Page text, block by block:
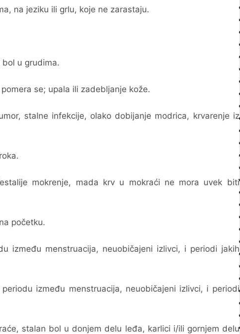
na jeziku ili grlu, koje ne zarastaju.
bol u grudima.
se; upala ili zadebljanje kože.
stalne infekcije, olako dobijanje modrica, krvarenje iz
mokrenje, mada krv u mokraći ne mora uvek biti
početku.
između menstruacija, neuobičajeni izlivci, i periodi jakih
između menstruacija, neuobičajeni izlivci, i periodi
stalan bol u donjem delu leđa, karlici i/ili gornjem delu